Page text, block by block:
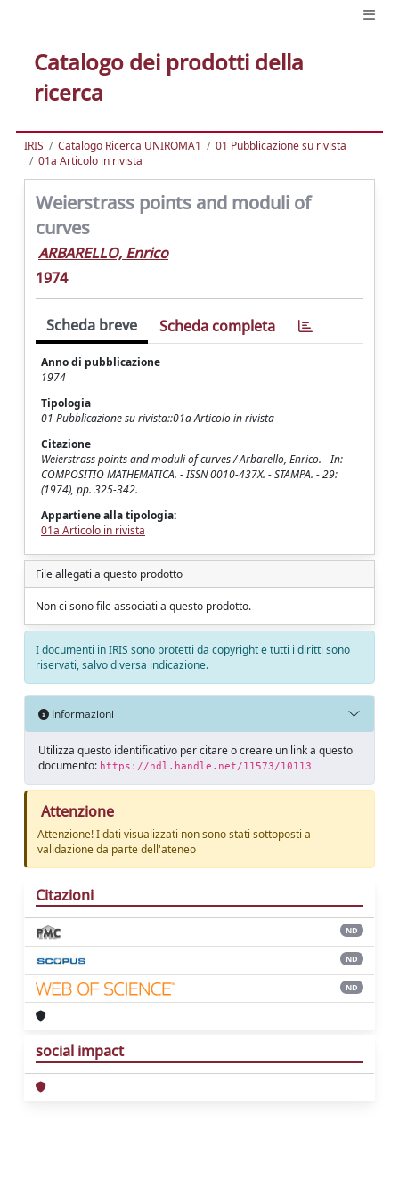
Catalogo dei prodotti della
ricerca
IRIS Catalogo Ricerca UNIROMA1
01 Pubblicazione su rivista
01a Articolo in rivista
Weierstrass points and moduli of
curves
ARBARELLO, Enrico
1974
Scheda breve Scheda completa
Anno di pubblicazione
1974
Tipologia
01 Pubblicazione su rivista::01a Articolo in rivista
Citazione
Weierstrass points and moduli of curves / Arbarello, Enrico. - In:
COMPOSITIO MATHEMATICA. - ISSN 0010-437X. - STAMPA. - 29:
(1974), pp. 325-342.
Appartiene alla tipologia:
01a Articolo in rivista
File allegati a questo prodotto
Non ci sono file associati a questo prodotto.
I documenti in IRIS sono protetti da copyright e tutti i diritti sono
riservati, salvo diversa indicazione.
Informazioni
Utilizza questo identificativo per citare o creare un link a questo
documento: https://hdl.handle.net/11573/10113
Attenzione
Attenzione! I dati visualizzati non sono stati sottoposti a
validazione da parte dell'ateneo
Citazioni
ND
ND
ND
social impact